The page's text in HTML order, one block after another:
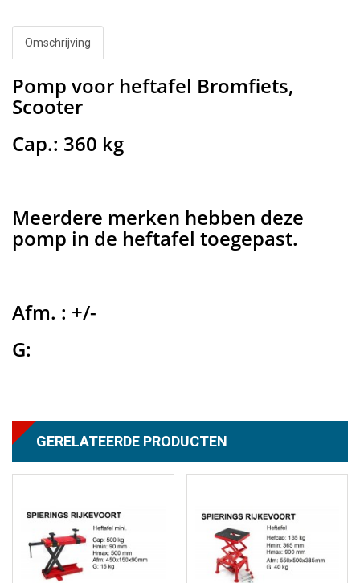
Omschrijving
Pomp voor heftafel Bromfiets,
Scooter
Cap.: 360 kg
Meerdere merken hebben deze
pomp in de heftafel toegepast.
Afm. : +/-
G:
GERELATEERDE PRODUCTEN